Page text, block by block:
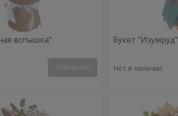
вспышка"
Уточнить
Букет "Изумруд"
Нет в наличии